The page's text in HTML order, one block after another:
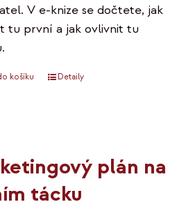
V e-knize se dočtete, jak
tu první a jak ovlivnit tu
košíku Detaily
plán na
tácku